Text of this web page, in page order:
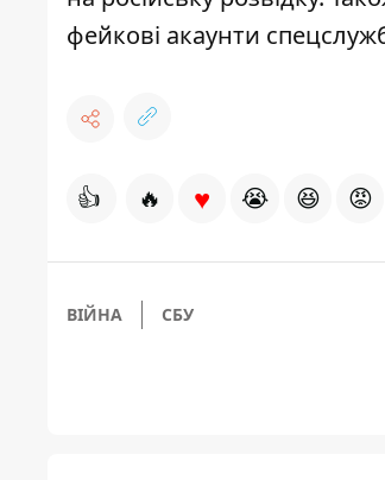
фейкові акаунти
👍 🔥 ♥ 😭 😆 😡
ВІЙНА СБУ